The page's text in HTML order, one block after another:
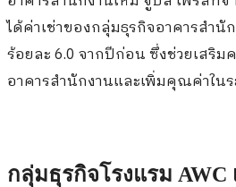
ได้ค่าเช่าของกลุ่มธุรกิจอาคารสำนั
ร้อยละ 6.0 จากปีก่อน ซึ่งช่วยเสริ
อาคารสำนักงานและเพิ่มคุณค่าในร
กลุ่มธุรกิจโรงแรม AWC